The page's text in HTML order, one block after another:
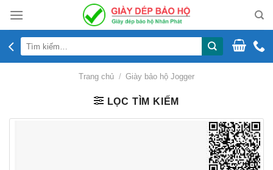
content
Tìm
kiếm:
Trang chủ / Giày bảo hộ Jogger
LỌC TÌM KIẾM